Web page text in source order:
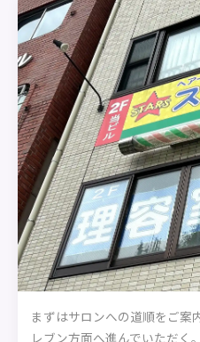
まずはサロンへの道順をご案
レブン方面へ進んでいただく